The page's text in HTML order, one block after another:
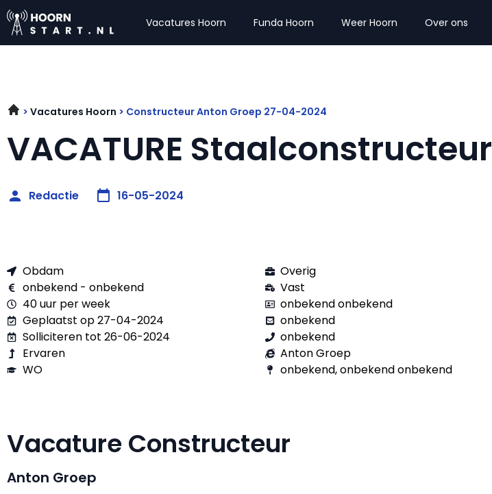
Vacatures Hoorn Funda Hoorn Weer Hoorn Over ons
Vacatures Hoorn Constructeur Anton Groep 27-04-2024
VACATURE Staalconstructeur
Redactie 16-05-2024
Obdam
onbekend - onbekend
40 uur per week
Geplaatst op 27-04-2024
Solliciteren tot 26-06-2024
Ervaren
WO
Overig
Vast
onbekend onbekend
onbekend
onbekend
Anton Groep
onbekend, onbekend onbekend
Vacature Constructeur
Anton Groep